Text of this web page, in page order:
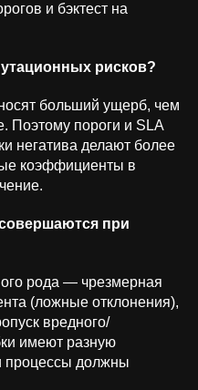
и бэктест на
рисков?
больший ущерб, чем
Поэтому пороги и SLA
негатива делают более
коэффициенты в
при
рода — чрезмерная
(ложные отклонения),
вредного/
имеют разную
процессы должны